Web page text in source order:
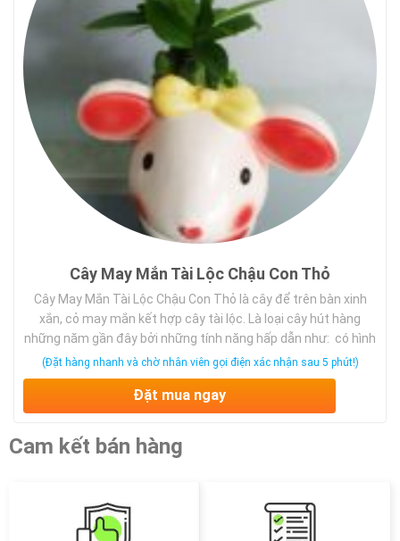
Cây May Mắn Tài Lộc Chậu Con Thỏ
Cây May Mắn Tài Lộc Chậu Con Thỏ là cây để trên bàn xinh
xắn, cỏ may mắn kết hợp cây tài lộc. Là loại cây hút hàng
những năm gần đây bởi những tính năng hấp dẫn như: có hình
dáng lạ, nhỏ gọn, kết hợp được với nhiều loại châu, thời gian
sống lâu, mang đến may mắn cho người sở hữu.
(Đặt hàng nhanh và chờ nhân viên gọi điện xác nhận sau 5 phút!)
Đặt mua ngay
Cam kết bán hàng